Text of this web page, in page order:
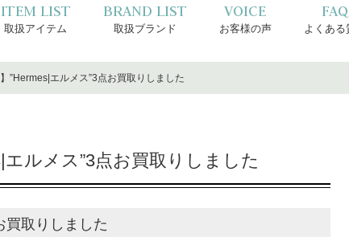
ITEM LIST
取扱アイテム
BRAND LIST
取扱ブランド
VOICE
お客様の声
FAQ
よくある
”Hermes|エルメス”3点お買取りしました
エルメス”3点お買取りしました
買取りしました